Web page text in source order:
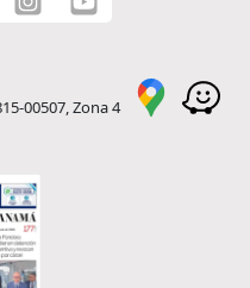
00507, Zona 4